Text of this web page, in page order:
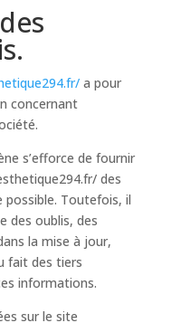
a pour
concernant
s’efforce de fournir
des
possible. Toutefois, il
des oublis, des
la mise à jour,
fait des tiers
informations.
sur le site